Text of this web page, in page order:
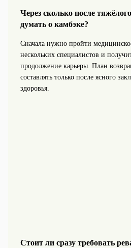
Через сколько после
думать о камбэке?
Сначала нужно пройти
нескольких специалистов и
продолжение карьеры. План
составлять только после ясного
здоровья.
Стоит ли сразу требовать